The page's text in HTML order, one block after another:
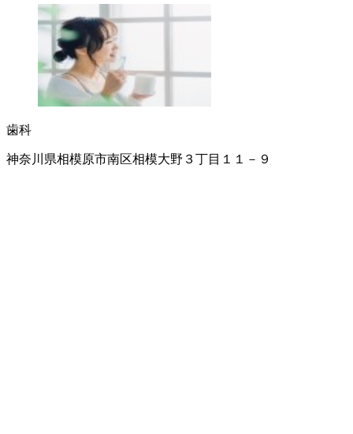
歯科
神奈川県相模原市南区相模大野３丁目１１－９